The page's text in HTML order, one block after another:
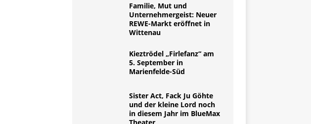
Familie, Mut und
Unternehmergeist: Neuer
REWE-Markt eröffnet in
Wittenau
Kieztrödel „Firlefanz“ am
5. September in
Marienfelde-Süd
Sister Act, Fack Ju Göhte
und der kleine Lord noch
in diesem Jahr im BlueMax
Theater